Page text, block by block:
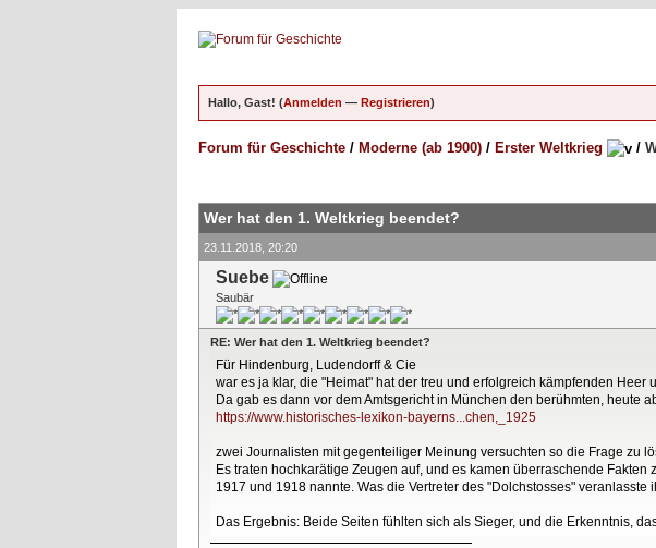
Hallo, Gast! (Anmelden — Registrieren)
Forum für Geschichte / Moderne (ab 1900) / Erster Weltkrieg /
Wer hat den 1. Weltkrieg beendet?
23.11.2018, 20:20
Suebe
Saubär
RE: Wer hat den 1. Weltkrieg beendet?
Für Hindenburg, Ludendorff & Cie
war es ja klar, die "Heimat" hat der treu und erfolgreich kämpfenden Heer
Da gab es dann vor dem Amtsgericht in München den berühmten, heute
https://www.historisches-lexikon-bayerns...chen,_1925
zwei Journalisten mit gegenteiliger Meinung versuchten so die Frage zu
Es traten hochkarätige Zeugen auf, und es kamen überraschende
1917 und 1918 nannte. Was die Vertreter des "Dolchstosses" veranlasste
Das Ergebnis: Beide Seiten fühlten sich als Sieger, und die Erkenntnis,